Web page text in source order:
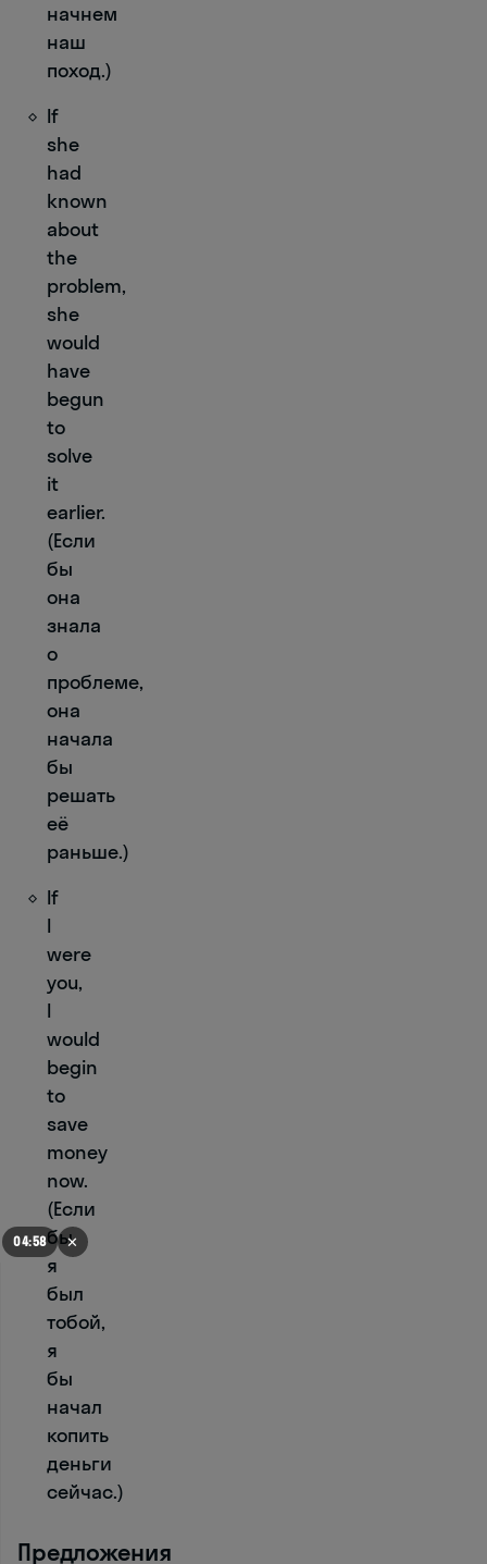
начнем
наш
поход.)
If
she
had
known
about
the
problem,
she
would
have
begun
to
solve
it
earlier.
(Если
бы
она
знала
о
проблеме,
она
начала
бы
решать
её
раньше.)
If
I
were
you,
I
would
begin
to
save
money
now.
(Если
бы
я
был
тобой,
я
бы
начал
копить
деньги
сейчас.)
Предложения
04:51 ✕
Тест
на
уровень
английского
0%из